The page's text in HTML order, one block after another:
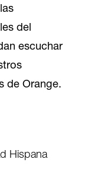
del
escuchar
de Orange.
Hispana